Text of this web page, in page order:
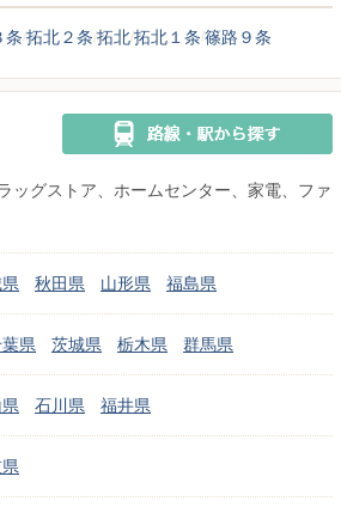
条 拓北２条 拓北拓北１条 篠路９条
ッグストア、ホームセンター、家電、ファ
秋田県 山形県 福島県
県 茨城県 栃木県 群馬県
石川県 福井県